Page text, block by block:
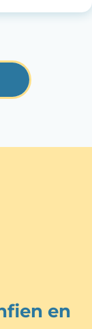
en